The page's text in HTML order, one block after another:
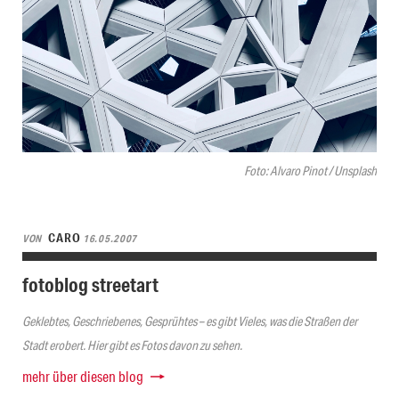
Foto: Alvaro Pinot / Unsplash
VON CARO 16.05.2007
fotoblog streetart
Geklebtes, Geschriebenes, Gesprühtes – es gibt Vieles, was die Straßen der
Stadt erobert. Hier gibt es Fotos davon zu sehen.
mehr über diesen blog